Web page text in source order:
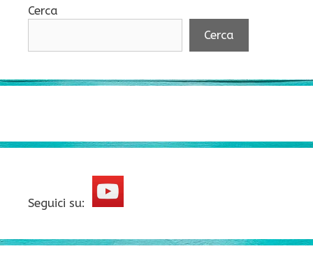
Cerca
Cerca
Seguici su: